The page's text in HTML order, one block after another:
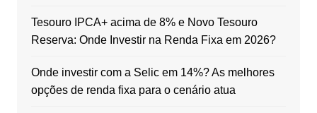
Tesouro IPCA+ acima de 8% e Novo Tesouro
Reserva: Onde Investir na Renda Fixa em 2026?
Onde investir com a Selic em 14%? As melhores
opções de renda fixa para o cenário atua